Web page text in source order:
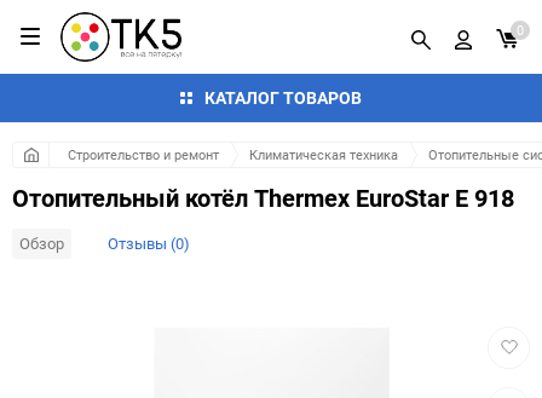
КАТАЛОГ ТОВАРОВ
0
Строительство и ремонт Климатическая техника Отопительные
Отопительный котёл Thermex EuroStar E 918
Обзор Отзывы (0)